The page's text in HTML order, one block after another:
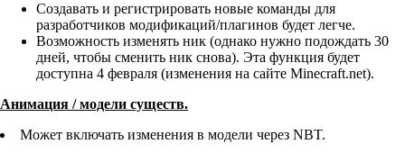
Создавать и регистрировать новые команды для
разработчиков модификаций/плагинов будет легче.
Возможность изменять ник (однако нужно подождать 30
дней, чтобы сменить ник снова). Эта функция будет
доступна 4 февраля (изменения на сайте Minecraft.net).
Анимация / модели существ.
Может включать изменения в модели через NBT.